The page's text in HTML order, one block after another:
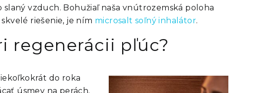
vzduch. Bohužiaľ naša vnútrozemská poloha
riešenie, je ním microsalt soľný inhalátor.
regenerácii pľúc?
do roka
úsmev na perách.